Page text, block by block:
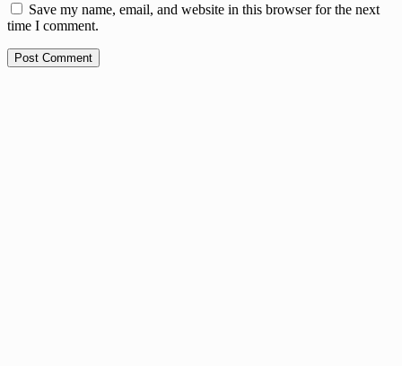
Save my name, email, and website in this browser for the next
time I comment.